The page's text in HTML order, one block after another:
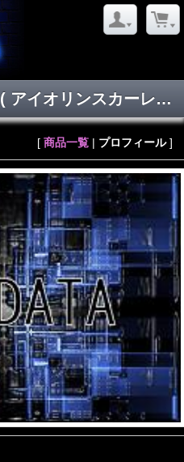
( アイオリンスカーレットバルス )
[ 商品一覧 | プロフィール]